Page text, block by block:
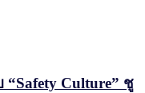
Culture” ชู